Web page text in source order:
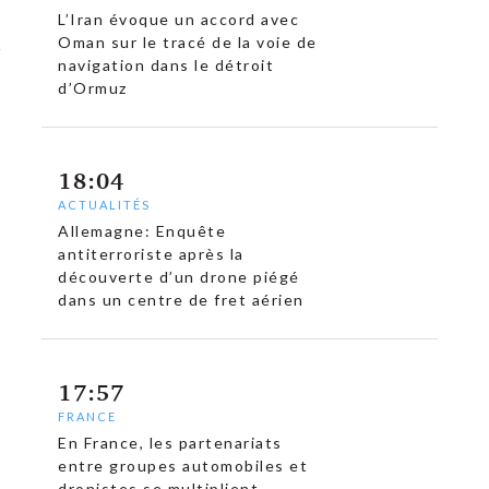
L’Iran évoque un accord avec
Oman sur le tracé de la voie de
navigation dans le détroit
d’Ormuz
18:04
ACTUALITÉS
Allemagne: Enquête
antiterroriste après la
découverte d’un drone piégé
dans un centre de fret aérien
17:57
FRANCE
En France, les partenariats
entre groupes automobiles et